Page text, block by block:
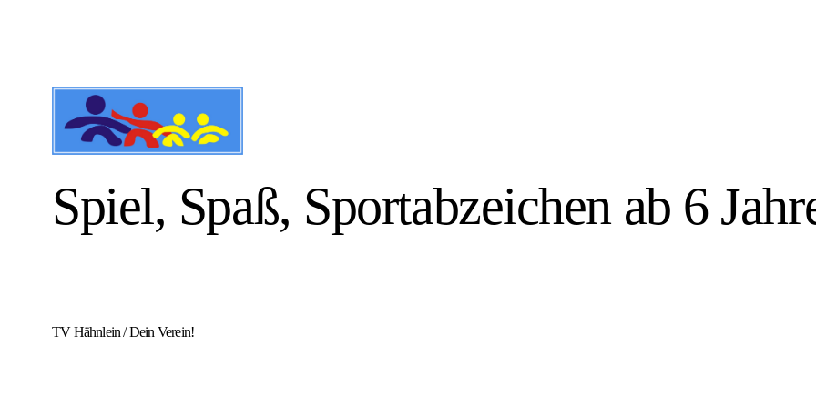
Spiel, Spaß, Sportabzeichen ab 6
TV Hähnlein/Dein Verein!